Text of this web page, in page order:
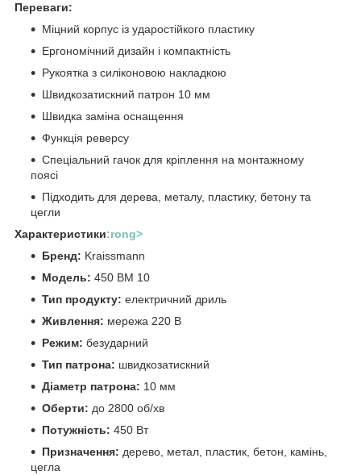
Переваги:
Міцний корпус із ударостійкого пластику
Ергономічний дизайн і компактність
Рукоятка з силіконовою накладкою
Швидкозатискний патрон 10 мм
Швидка заміна оснащення
Функція реверсу
Спеціальний гачок для кріплення на монтажному
поясі
Підходить для дерева, металу, пластику, бетону та
цегли
Характеристики:rong>
Бренд: Kraissmann
Модель: 450 BM 10
Тип продукту: електричний дриль
Живлення: мережа 220 В
Режим: безударний
Тип патрона: швидкозатискний
Діаметр патрона: 10 мм
Оберти: до 2800 об/хв
Потужність: 450 Вт
Призначення: дерево, метал, пластик, бетон, камінь,
цегла